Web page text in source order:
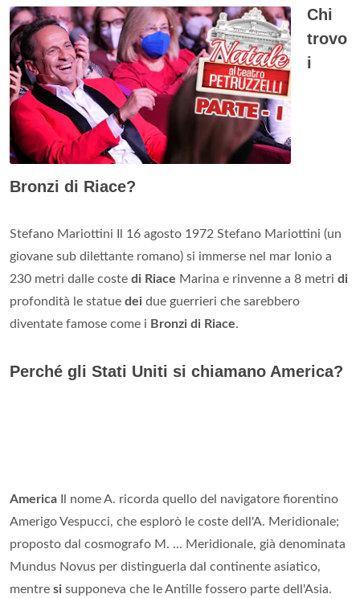
Chi
trovo
i
Bronzi di Riace?
Stefano Mariottini Il 16 agosto 1972 Stefano Mariottini (un
giovane sub dilettante romano) si immerse nel mar Ionio a
230 metri dalle coste di Riace Marina e rinvenne a 8 metri di
profondità le statue dei due guerrieri che sarebbero
diventate famose come i Bronzi di Riace.
Perché gli Stati Uniti si chiamano America?
America Il nome A. ricorda quello del navigatore fiorentino
Amerigo Vespucci, che esplorò le coste dell'A. Meridionale;
proposto dal cosmografo M. ... Meridionale, già denominata
Mundus Novus per distinguerla dal continente asiatico,
mentre si supponeva che le Antille fossero parte dell'Asia.